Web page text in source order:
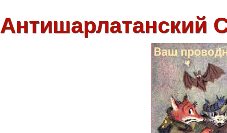
Антишарлатанский